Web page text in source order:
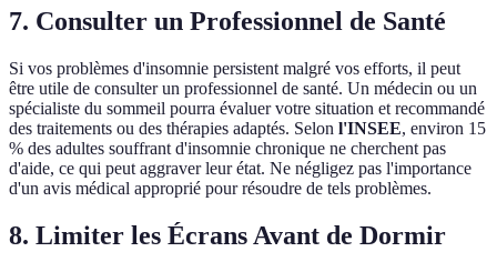
7. Consulter un Professionnel de Santé
Si vos problèmes d'insomnie persistent malgré vos efforts, il peut
être utile de consulter un professionnel de santé. Un médecin ou un
spécialiste du sommeil pourra évaluer votre situation et recommandé
des traitements ou des thérapies adaptés. Selon l'INSEE, environ 15
% des adultes souffrant d'insomnie chronique ne cherchent pas
d'aide, ce qui peut aggraver leur état. Ne négligez pas l'importance
d'un avis médical approprié pour résoudre de tels problèmes.
8. Limiter les Écrans Avant de Dormir